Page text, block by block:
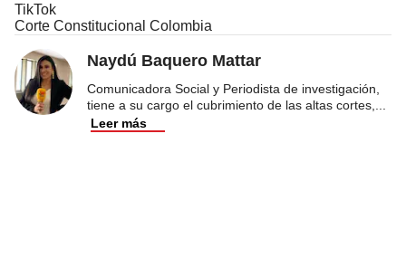
TikTok
Corte Constitucional Colombia
Naydú Baquero Mattar
Comunicadora Social y Periodista de investigación,
tiene a su cargo el cubrimiento de las altas cortes,
Leer más